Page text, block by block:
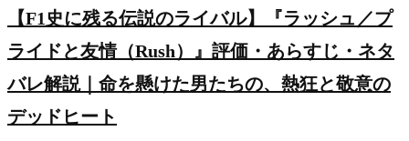
【F1史に残る伝説のライバル】『ラッシュ／プ
ライドと友情（Rush）』評価・あらすじ・ネタ
バレ解説｜命を懸けた男たちの、熱狂と敬意の
デッドヒート